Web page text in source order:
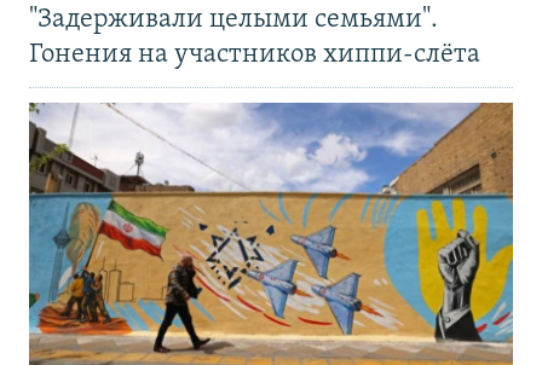
"Задерживали целыми семьями".
Гонения на участников хиппи-слёта